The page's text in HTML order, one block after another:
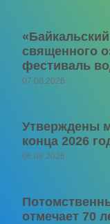
священного
фестиваль
07.08.2026
Утверждены
конца 2026
06.08.2026
отмечает 70